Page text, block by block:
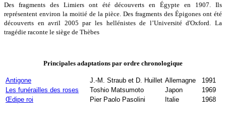
Des fragments des Limiers ont été découverts en Égypte en 1907. Ils
représentent environ la moitié de la pièce. Des fragments des Épigones ont été
découverts en avril 2005 par les hellénistes de l’Université d'Oxford. La
tragédie raconte le siège de Thèbes
Principales adaptations par ordre chronologique
Antigone J.-M. Straub et D. Huillet Allemagne
1991
Les funérailles des roses
Toshio Matsumoto Japon
1969
Œdipe roi
Pier Paolo Pasolini Italie 1968